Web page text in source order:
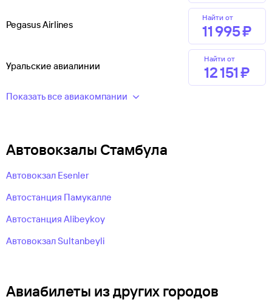
Pegasus Airlines
Найти от
11 ⁠995 ⁠₽
Уральские авиалинии
Найти от
12 ⁠151 ⁠₽
Показать все авиакомпании
Автовокзалы Стамбула
Автовокзал Esenler
Автостанция Памукалле
Автостанция Alibeykоy
Автовокзал Sultanbeyli
Авиабилеты из других городов